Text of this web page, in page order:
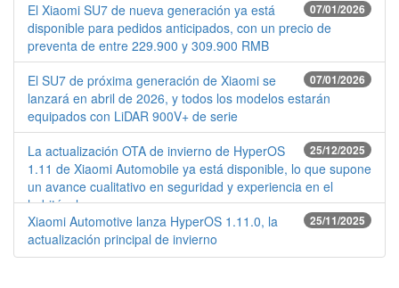
07/01/2026
El Xiaomi SU7 de nueva generación ya está
disponible para pedidos anticipados, con un precio de
preventa de entre 229.900 y 309.900 RMB
07/01/2026
El SU7 de próxima generación de Xiaomi se
lanzará en abril de 2026, y todos los modelos estarán
equipados con LiDAR 900V+ de serie
25/12/2025
La actualización OTA de invierno de HyperOS
1.11 de Xiaomi Automobile ya está disponible, lo que supone
un avance cualitativo en seguridad y experiencia en el
habitáculo
25/11/2025
Xiaomi Automotive lanza HyperOS 1.11.0, la
actualización principal de invierno